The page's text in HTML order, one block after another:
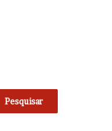
Pesquisar